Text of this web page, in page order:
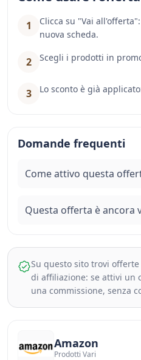
1
Clicca su "Vai
nuova scheda.
2 Scegli i prodotti in
3 Lo sconto è già
Domande frequenti
Come attivo questa
Questa offerta è ancora
Su questo sito trovi
di affiliazione: se attivi un
una commissione, senza
Amazon
Prodotti Vari